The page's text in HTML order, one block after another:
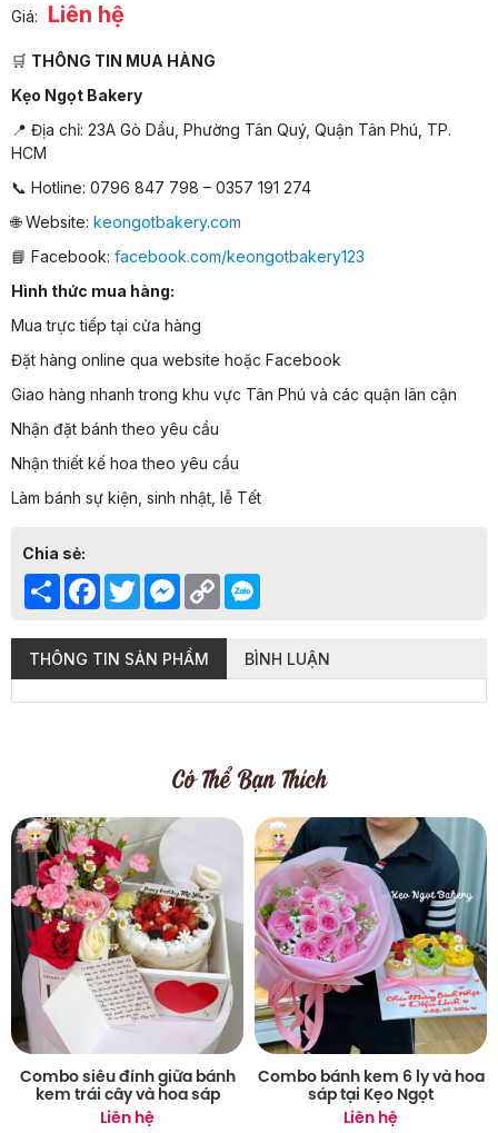
Giá: Liên hệ
🛒 THÔNG TIN MUA HÀNG
Kẹo Ngọt Bakery
📍 Địa chỉ: 23A Gò Dầu, Phường Tân Quý, Quận Tân Phú, TP.
HCM
📞 Hotline: 0796 847 798 – 0357 191 274
🌐 Website: keongotbakery.com
📘 Facebook: facebook.com/keongotbakery123
Hình thức mua hàng:
Mua trực tiếp tại cửa hàng
Đặt hàng online qua website hoặc Facebook
Giao hàng nhanh trong khu vực Tân Phú và các quận lân cận
Nhận đặt bánh theo yêu cầu
Nhận thiết kế hoa theo yêu cầu
Làm bánh sự kiện, sinh nhật, lễ Tết
Chia sẻ:
Share Facebook
TwitterMessenger
Copy
Link
THÔNG TIN SẢN PHẨM BÌNH LUẬN
Có Thể Bạn Thích
Combo siêu đỉnh giữa bánh
kem trái cây và hoa sáp
Liên hệ
Combo bánh kem 6 ly và hoa
sáp tại Kẹo Ngọt
Liên hệ